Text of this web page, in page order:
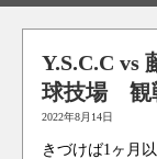
Y.S.C.C vs
球技場 観
2022年8月14日
きづけば1ヶ月